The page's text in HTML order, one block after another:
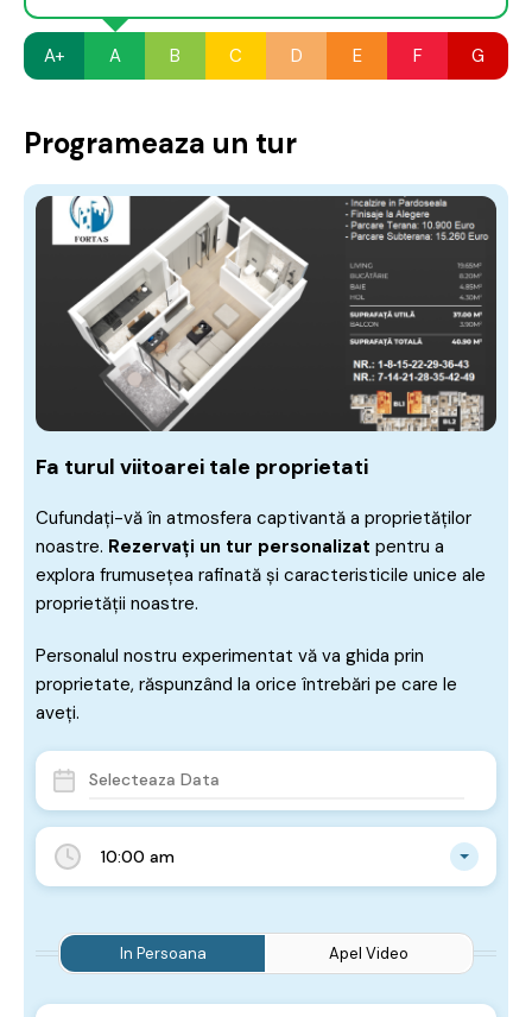
A+ A B C D E F G
Programeaza un tur
10:00 am
In Persoana Apel Video
Fa turul viitoarei tale proprietati
Cufundați-vă în atmosfera captivantă a proprietăților
noastre. Rezervați un tur personalizat pentru a
explora frumusețea rafinată și caracteristicile unice ale
proprietății noastre.
Personalul nostru experimentat vă va ghida prin
proprietate, răspunzând la orice întrebări pe care le
aveți.